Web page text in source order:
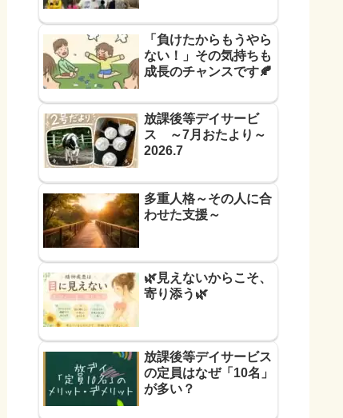
「負けたからもうやら
ない！」その気持ちも
成長のチャンスです🍂
放課後等デイサービ
ス ～7月おたより～
2026.7
多重人格～その人に合
わせた支援～
🌿見えないからこそ、
寄り添う🌿
放課後等デイサービス
の定員はなぜ「10名」
が多い？